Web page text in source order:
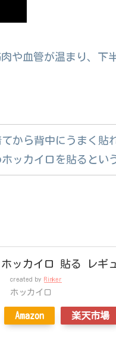
や血管が温まり、下
から背中にうまく貼
ッカイロを貼るとい
ホッカイロ 貼る レギ
created by Rinker
ホッカイロ
Amazon 楽天市場